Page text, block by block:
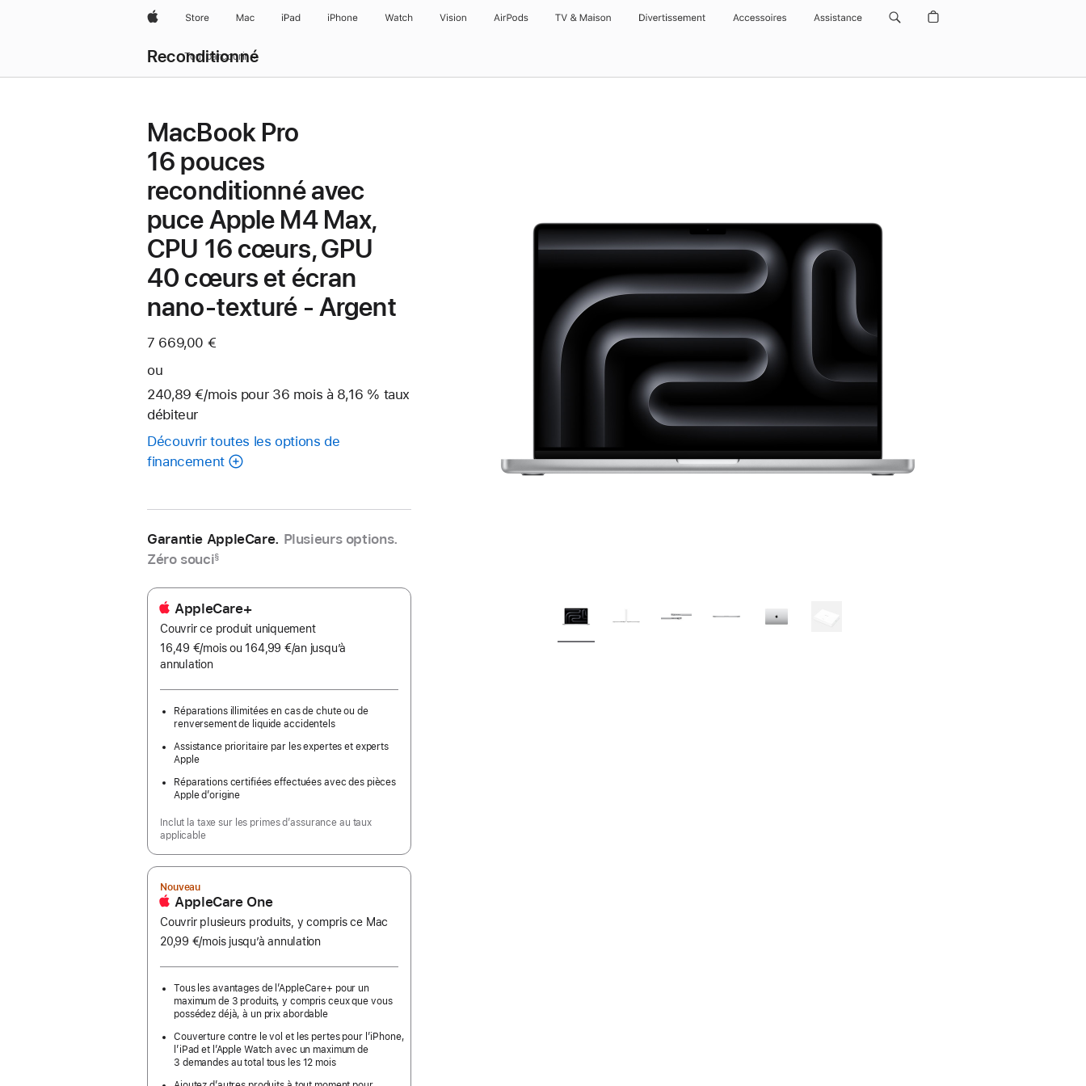
AppleStore Mac iPad iPhone Watch Vision AirPods TV & Maison Divertissements Accessoires Assistance
Reconditionné
Tout parcourir
MacBook Pro
16 pouces
reconditionné avec
puce Apple M4 Max,
CPU 16 cœurs, GPU
40 cœurs et écran
nano-texturé - Argent
7 669,00 €
ou
240,89 €/mois par
pour 36 mois mois
à 8,16 % taux
débiteur
Découvrir toutes les options de
financement
Garantie AppleCare. Plusieurs options.
Zéro souci§
AppleCare+
Couvrir ce produit uniquement
16,49 €/moispar
ou 164,99 €/an par
jusqu’à
annulation
Réparations illimitées en cas de chute ou de
renversement de liquide accidentels
Assistance prioritaire par les expertes et experts
Apple
Réparations certifiées effectuées avec des pièces
Apple d’origine
Inclut la taxe sur les primes d’assurance au taux
applicable
Nouveau
AppleCare One
Couvrir plusieurs produits, y compris ce Mac
20,99 €/moispar
jusqu’à annulation
Tous les avantages de l’AppleCare+ pour un
maximum de 3 produits, y compris ceux que vous
possédez déjà, à un prix abordable
Couverture contre le vol et les pertes pour l’iPhone,
l’iPad et l’Apple Watch avec un maximum de
3 demandes au total tous les 12 mois